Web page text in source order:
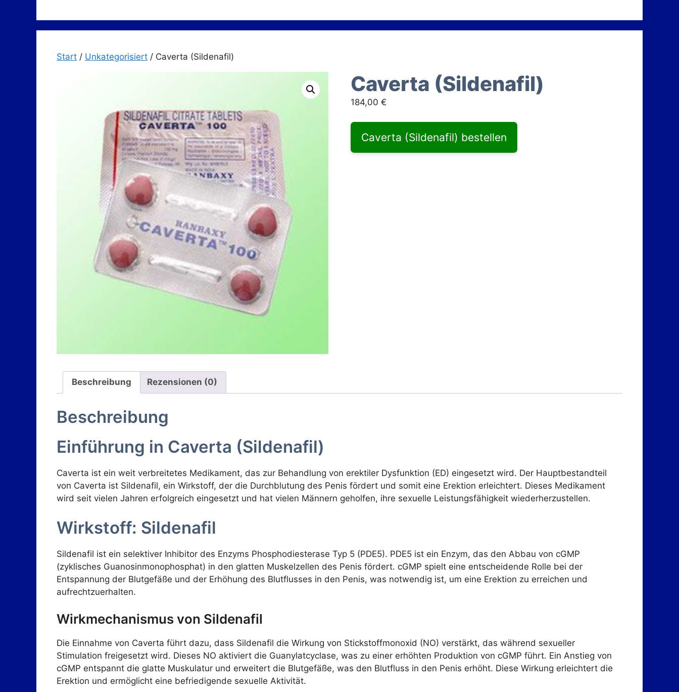
Start / Unkategorisiert / Caverta (Sildenafil)
Caverta (Sildenafil)
184,00€
Caverta (Sildenafil) bestellen
Beschreibung Rezensionen (0)
Beschreibung
Einführung in Caverta (Sildenafil)
Caverta ist ein weit verbreitetes Medikament, das zur Behandlung von erektiler Dysfunktion (ED) eingesetzt wird. Der Hauptbestandteil
von Caverta ist Sildenafil, ein Wirkstoff, der die Durchblutung des Penis fördert und somit eine Erektion erleichtert. Dieses Medikament
wird seit vielen Jahren erfolgreich eingesetzt und hat vielen Männern geholfen, ihre sexuelle Leistungsfähigkeit wiederherzustellen.
Wirkstoff: Sildenafil
Sildenafil ist ein selektiver Inhibitor des Enzyms Phosphodiesterase Typ 5 (PDE5). PDE5 ist ein Enzym, das den Abbau von cGMP
(zyklisches Guanosinmonophosphat) in den glatten Muskelzellen des Penis fördert. cGMP spielt eine entscheidende Rolle bei der
Entspannung der Blutgefäße und der Erhöhung des Blutflusses in den Penis, was notwendig ist, um eine Erektion zu erreichen und
aufrechtzuerhalten.
Wirkmechanismus von Sildenafil
Die Einnahme von Caverta führt dazu, dass Sildenafil die Wirkung von Stickstoffmonoxid (NO) verstärkt, das während sexueller
Stimulation freigesetzt wird. Dieses NO aktiviert die Guanylatcyclase, was zu einer erhöhten Produktion von cGMP führt. Ein Anstieg von
cGMP entspannt die glatte Muskulatur und erweitert die Blutgefäße, was den Blutfluss in den Penis erhöht. Diese Wirkung erleichtert die
Erektion und ermöglicht eine befriedigende sexuelle Aktivität.